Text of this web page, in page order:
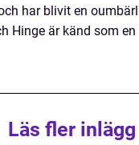
har blivit en
Hinge är känd som
Läs fler